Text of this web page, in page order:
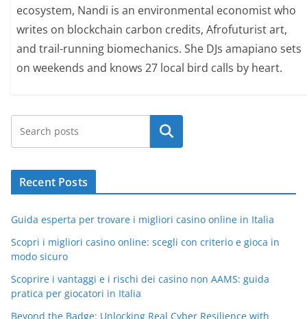
ecosystem, Nandi is an environmental economist who
writes on blockchain carbon credits, Afrofuturist art,
and trail-running biomechanics. She DJs amapiano sets
on weekends and knows 27 local bird calls by heart.
Search
Recent Posts
Guida esperta per trovare i migliori casino online in Italia
Scopri i migliori casino online: scegli con criterio e gioca in
modo sicuro
Scoprire i vantaggi e i rischi dei casino non AAMS: guida
pratica per giocatori in Italia
Beyond the Badge: Unlocking Real Cyber Resilience with